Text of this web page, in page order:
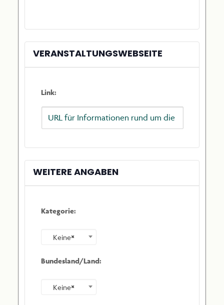
VERANSTALTUNGSWEBSEITE
Link:
WEITERE ANGABEN
Kategorie:
×
Keine
Bundesland/Land:
×
Keine